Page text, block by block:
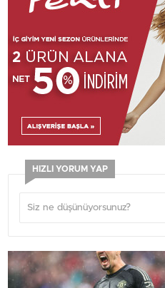
HIZLI YORUM YAP